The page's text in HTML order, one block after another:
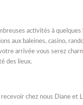
activités à
aux baleines, casino,
arrivée vous serez
des lieux.
chez nous Diane et